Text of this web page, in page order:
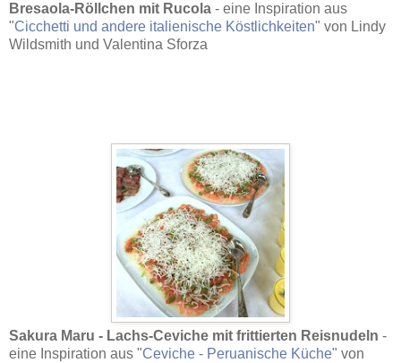
Bresaola-Röllchen mit Rucola - eine Inspiration aus
"Cicchetti und andere italienische Köstlichkeiten" von Lindy
Wildsmith und Valentina Sforza
Sakura Maru - Lachs-Ceviche mit frittierten Reisnudeln -
eine Inspiration aus "Ceviche - Peruanische Küche" von